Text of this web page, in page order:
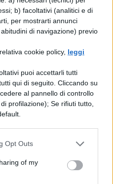
b) facoltativi (analitici e di
per mostrarti annunci
di navigazione) previo
cookie policy, leggi
puoi accettarli tutti
qui di seguito. Cliccando su
al pannello di controllo
profilazione); Se rifiuti tutto,
Opt Outs
of my
e testi originali
originale di una
un serie tv
una miniserie, film